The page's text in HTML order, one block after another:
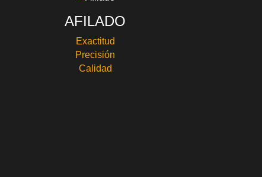
AFILADO
Exactitud
Precisión
Calidad